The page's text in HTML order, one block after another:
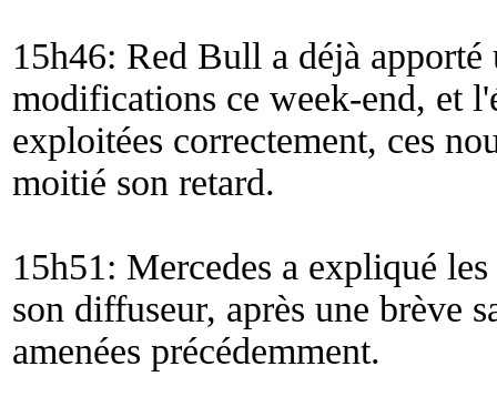
15h46: Red Bull a déjà apporté
modifications ce week-end, et
exploitées correctement, ces
moitié son retard.
15h51: Mercedes a expliqué
son diffuseur, après une brève
amenées précédemment.